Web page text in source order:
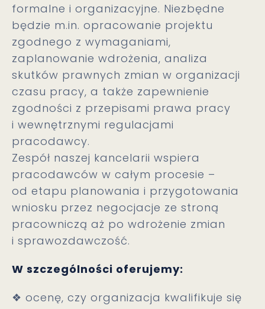
formalne i organizacyjne. Niezbędne
będzie m.in. opracowanie projektu
zgodnego z wymaganiami,
zaplanowanie wdrożenia, analiza
skutków prawnych zmian w organizacji
czasu pracy, a także zapewnienie
zgodności z przepisami prawa pracy
i wewnętrznymi regulacjami
pracodawcy.
Zespół naszej kancelarii wspiera
pracodawców w całym procesie –
od etapu planowania i przygotowania
wniosku przez negocjacje ze stroną
pracowniczą aż po wdrożenie zmian
i sprawozdawczość.
W szczególności oferujemy:
❖ ocenę, czy organizacja kwalifikuje się